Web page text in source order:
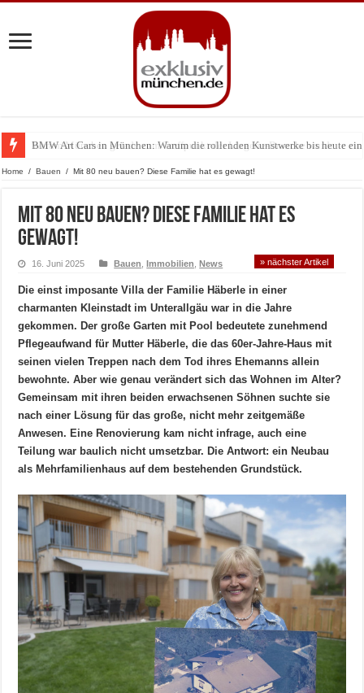
BMW Art Cars in München: Warum die rollenden Kunstwerke bis heute
Home / Bauen / Mit 80 neu bauen? Diese Familie hat es gewagt!
Mit 80 neu bauen? Diese Familie hat es
gewagt!
16. Juni 2025 Bauen ,Immobilien ,News » nächster Artikel
Die einst imposante Villa der Familie Häberle in einer
charmanten Kleinstadt im Unterallgäu war in die Jahre
gekommen. Der große Garten mit Pool bedeutete zunehmend
Pflegeaufwand für Mutter Häberle, die das 60er-Jahre-Haus mit
seinen vielen Treppen nach dem Tod ihres Ehemanns allein
bewohnte. Aber wie genau verändert sich das Wohnen im Alter?
Gemeinsam mit ihren beiden erwachsenen Söhnen suchte sie
nach einer Lösung für das große, nicht mehr zeitgemäße
Anwesen. Eine Renovierung kam nicht infrage, auch eine
Teilung war baulich nicht umsetzbar. Die Antwort: ein Neubau
als Mehrfamilienhaus auf dem bestehenden Grundstück.